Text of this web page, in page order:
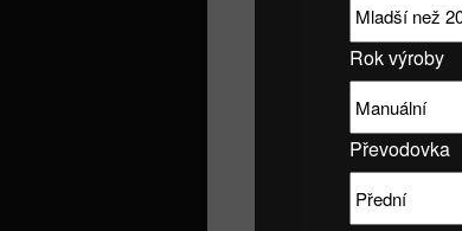
Rok výroby
Převodovka